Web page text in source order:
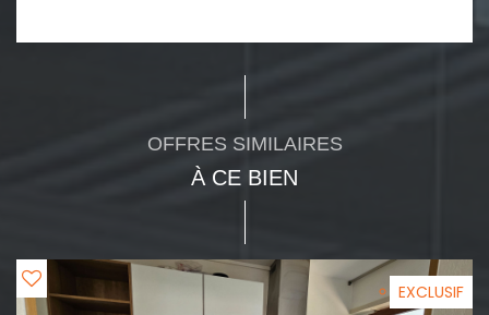
OFFRES SIMILAIRES
À CE BIEN
EXCLUSIF